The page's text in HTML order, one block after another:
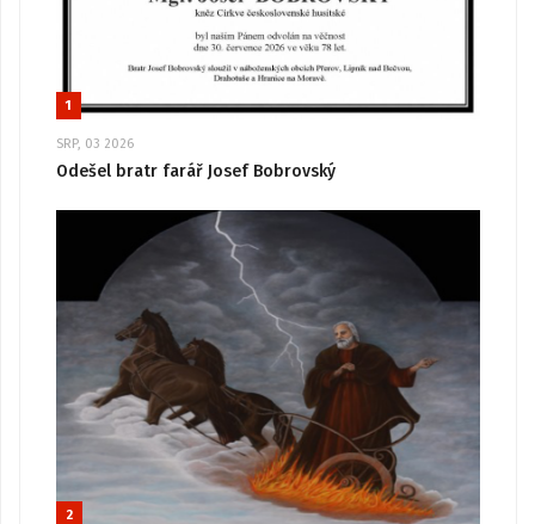
1
SRP, 03 2026
Odešel bratr farář Josef Bobrovský
2